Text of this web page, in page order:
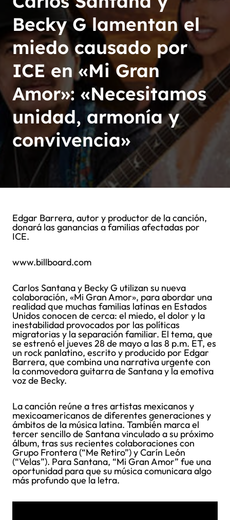
Becky G lamentan el
miedo causado por
ICE en «Mi Gran
Amor»: «Necesitamos
unidad, armonía y
convivencia»
Edgar Barrera, autor y productor de la canción,
donará las ganancias a familias afectadas por
ICE.
www.billboard.com
Carlos Santana y Becky G utilizan su nueva
colaboración, «Mi Gran Amor», para abordar una
realidad que muchas familias latinas en Estados
Unidos conocen de cerca: el miedo, el dolor y la
inestabilidad provocados por las políticas
migratorias y la separación familiar. El tema, que
se estrenó el jueves 28 de mayo a las 8 p.m. ET, es
un rock panlatino, escrito y producido por Edgar
Barrera, que combina una narrativa urgente con
la conmovedora guitarra de Santana y la emotiva
voz de Becky.
La canción reúne a tres artistas mexicanos y
mexicoamericanos de diferentes generaciones y
ámbitos de la música latina. También marca el
tercer sencillo de Santana vinculado a su próximo
álbum, tras sus recientes colaboraciones con
Grupo Frontera (“Me Retiro”) y Carín León
(“Velas”). Para Santana, “Mi Gran Amor” fue una
oportunidad para que su música comunicara algo
más profundo que la letra.